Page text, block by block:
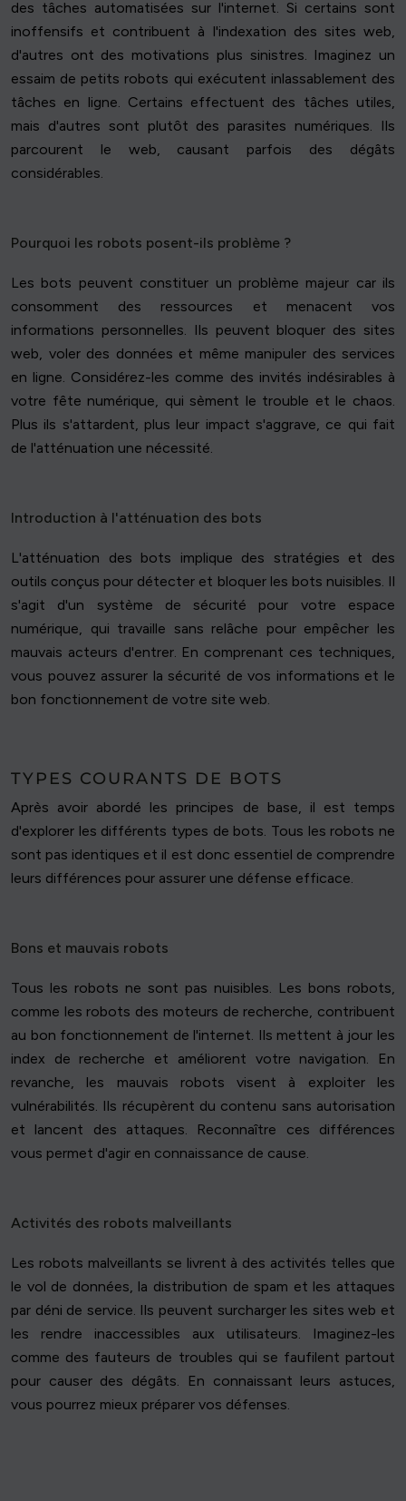
des tâches automatisées sur l'internet. Si certains sont
inoffensifs et contribuent à l'indexation des sites web,
d'autres ont des motivations plus sinistres. Imaginez un
essaim de petits robots qui exécutent inlassablement des
tâches en ligne. Certains effectuent des tâches utiles,
mais d'autres sont plutôt des parasites numériques. Ils
parcourent le web, causant parfois des dégâts
considérables.
Pourquoi les robots posent-ils problème ?
Les bots peuvent constituer un problème majeur car ils
consomment des ressources et menacent vos
informations personnelles. Ils peuvent bloquer des sites
web, voler des données et même manipuler des services
en ligne. Considérez-les comme des invités indésirables à
votre fête numérique, qui sèment le trouble et le chaos.
Plus ils s'attardent, plus leur impact s'aggrave, ce qui fait
de l'atténuation une nécessité.
Introduction à l'atténuation des bots
L'atténuation des bots implique des stratégies et des
outils conçus pour détecter et bloquer les bots nuisibles. Il
s'agit d'un système de sécurité pour votre espace
numérique, qui travaille sans relâche pour empêcher les
mauvais acteurs d'entrer. En comprenant ces techniques,
vous pouvez assurer la sécurité de vos informations et le
bon fonctionnement de votre site web.
TYPES COURANTS DE BOTS
Après avoir abordé les principes de base, il est temps
d'explorer les différents types de bots. Tous les robots ne
sont pas identiques et il est donc essentiel de comprendre
leurs différences pour assurer une défense efficace.
Bons et mauvais robots
Tous les robots ne sont pas nuisibles. Les bons robots,
comme les robots des moteurs de recherche, contribuent
au bon fonctionnement de l'internet. Ils mettent à jour les
index de recherche et améliorent votre navigation. En
revanche, les mauvais robots visent à exploiter les
vulnérabilités. Ils récupèrent du contenu sans autorisation
et lancent des attaques. Reconnaître ces différences
vous permet d'agir en connaissance de cause.
Activités des robots malveillants
Les robots malveillants se livrent à des activités telles que
le vol de données, la distribution de spam et les attaques
par déni de service. Ils peuvent surcharger les sites web et
les rendre inaccessibles aux utilisateurs. Imaginez-les
comme des fauteurs de troubles qui se faufilent partout
pour causer des dégâts. En connaissant leurs astuces,
vous pourrez mieux préparer vos défenses.